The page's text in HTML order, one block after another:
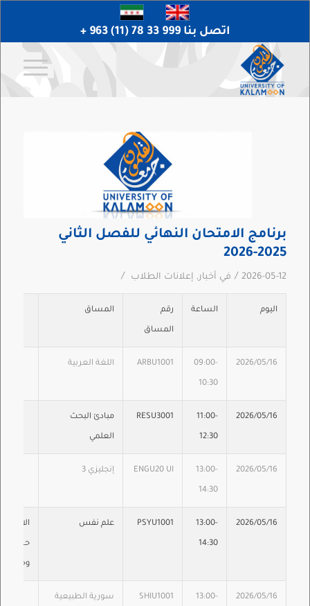
اتصل بنا 999 33 78 (11) 963 +
برنامج الامتحان النهائي للفصل الثاني
2025-2026
2026-05-12
/ في أخبار, إعلانات الطلاب /
اليوم الساعة رقم
المساق
المساق
2026/05/16
09:00-
10:30
ARBU1001 اللغة العربية
2026/05/16
11:00-
12:30
RESU3001 مبادئ البحث
العلمي
2026/05/16
13:00-
14:30
ENGU20 UI إنجليزي 3
2026/05/16
13:00-
14:30
PSYU1001 علم نفس
حسب
وحدة
2026/05/16
13:00-
SHIU1001 سورية الطبيعية